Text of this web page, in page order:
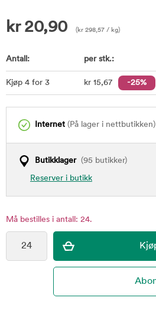
kr 20,90 ( kr 298,57 / kg)
Antall: per stk.:
Kjøp 4 for 3 kr 15,67 -25%
Internet (På lager i nettbutikken)
Butikklager(95 butikker)
Reserver i butikk
Må bestilles i antall: 24.